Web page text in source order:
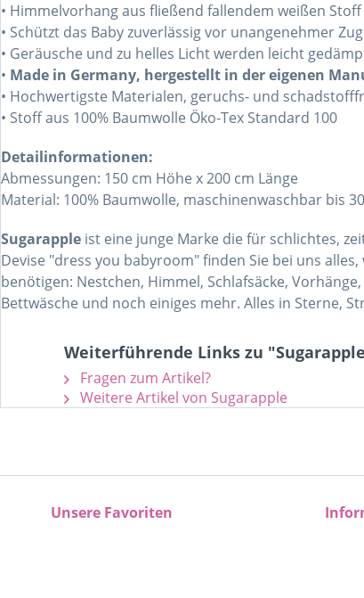
• Himmelvorhang aus fließend fallendem weißen Stoff
• Schützt das Baby zuverlässig vor unangenehmer
• Geräusche und zu helles Licht werden leicht
• Made in Germany, hergestellt in der eigenen
• Hochwertigste Materialen, geruchs- und
• Stoff aus 100% Baumwolle Öko-Tex Standard 100
Detailinformationen:
Abmessungen: 150 cm Höhe x 200 cm Länge
Material: 100% Baumwolle, maschinenwaschbar bis
Sugarapple ist eine junge Marke die für schlichtes,
Devise "dress you babyroom" finden Sie bei uns
benötigen: Nestchen, Himmel, Schlafsäcke,
Bettwäsche und noch einiges mehr. Alles in Sterne,
Weiterführende Links zu
Fragen zum Artikel?
Weitere Artikel von Sugarapple
Unsere Favoriten